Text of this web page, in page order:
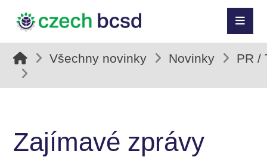
Všechny novinky Novinky PR /
Zajímavé zprávy